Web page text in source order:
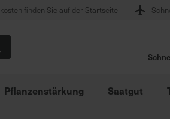
finden Sie auf der Startseite
Pflanzenstärkung Saatgut